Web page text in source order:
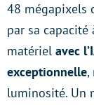
48 mégapixels
par sa
matériel avec
exceptionnelle,
luminosité. Un